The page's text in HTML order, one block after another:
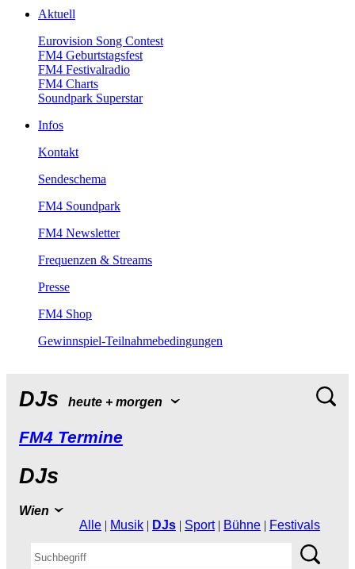
Aktuell
EurovisionSongContest
FM4Geburtstagsfest
FM4Festivalradio
FM4Charts
SoundparkSuperstar
Infos
Kontakt
Sendeschema
FM4Soundpark
FM4Newsletter
Frequenzen&Streams
Presse
FM4Shop
Gewinnspiel-Teilnahmebedingungen
DJs heute+morgen
FM4Termine
DJs
Wien
Alle | Musik | DJs | Sport| Bühne | Festivals